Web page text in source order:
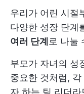
우리가 어린 시절
다양한 성장 단계
여러 단계 로 나눌
부모가 자녀의 성
중요한 것처럼,
자 하는 팀 리더